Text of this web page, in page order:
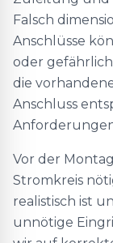
Falsch
Anschlüsse
oder
die
Anschluss
Vor der
Stromkreis
realistisch ist
unnötige